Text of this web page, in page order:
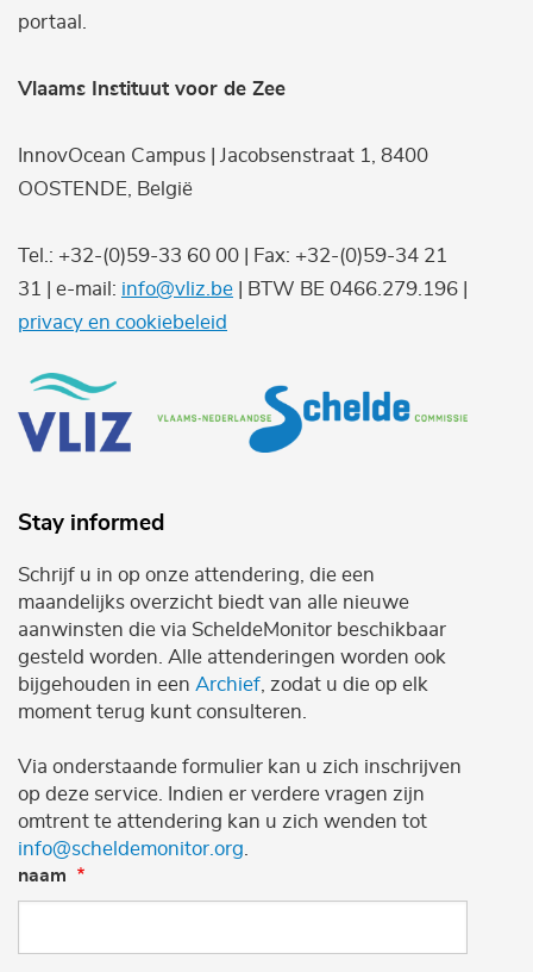
portaal.
Vlaams Instituut voor de Zee
InnovOcean Campus | Jacobsenstraat 1, 8400
OOSTENDE, België
Tel.: +32-(0)59-33 60 00 | Fax: +32-(0)59-34 21
31 | e-mail: info@vliz.be | BTW BE 0466.279.196 |
privacy en cookiebeleid
Stay informed
Schrijf u in op onze attendering, die een
maandelijks overzicht biedt van alle nieuwe
aanwinsten die via ScheldeMonitor beschikbaar
gesteld worden. Alle attenderingen worden ook
bijgehouden in een Archief , zodat u die op elk
moment terug kunt consulteren.
Via onderstaande formulier kan u zich inschrijven
op deze service. Indien er verdere vragen zijn
omtrent te attendering kan u zich wenden tot
info@scheldemonitor.org
naam